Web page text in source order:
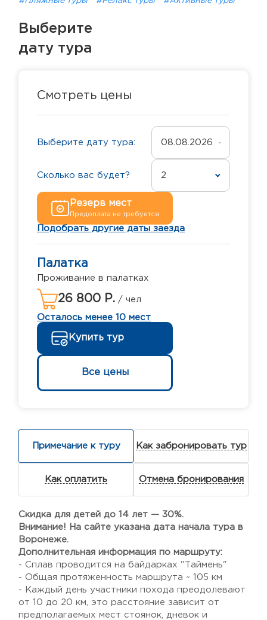
Выберите
дату тура
Смотреть цены
Выберите дату тура: 08.08.2026
Сколько вас будет? 2
Резерв мест
Предоплата не требуется
Подобрать другие даты заезда
Палатка
Проживание в палатках
26 800 Р. / чел
Осталось менее 10 мест
Купить тур
Все цены
Примечание к туру Как забронировать тур
Как оплатить Отмена бронирования
Скидка для детей до 14 лет — 30%.
Внимание! На сайте указана дата начала тура в
Воронеже.
Дополнительная информация по маршруту:
- Сплав проводится на байдарках "Таймень"
- Общая протяженность маршрута ~ 105 км
- Каждый день участники похода преодолевают
от 10 до 20 км, это расстояние зависит от
предполагаемых мест стоянок, дневок и